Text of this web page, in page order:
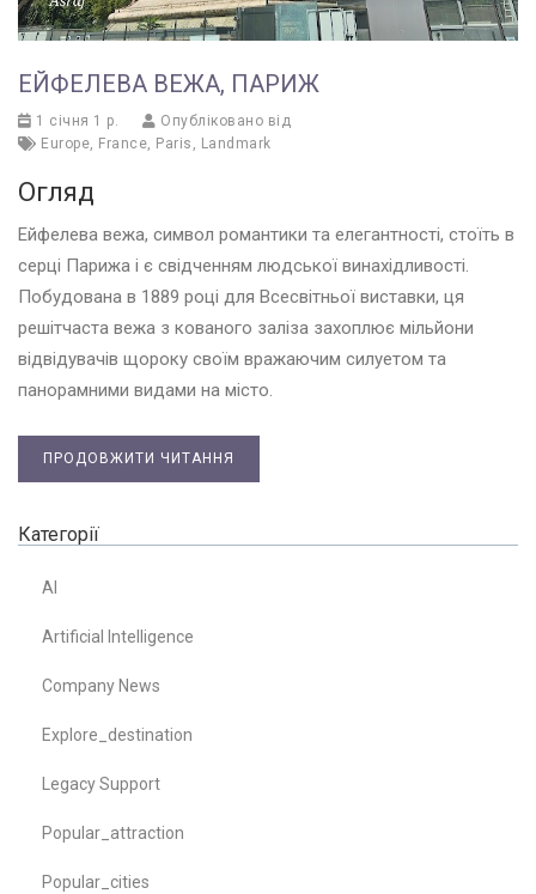
ЕЙФЕЛЕВА ВЕЖА, ПАРИЖ
1 січня 1 р.
Опубліковано від
Europe, France, Paris , Landmark
Огляд
Ейфелева вежа, символ романтики та елегантності, стоїть в
серці Парижа і є свідченням людської винахідливості.
Побудована в 1889 році для Всесвітньої виставки, ця
решітчаста вежа з кованого заліза захоплює мільйони
відвідувачів щороку своїм вражаючим силуетом та
панорамними видами на місто.
ПРОДОВЖИТИ ЧИТАННЯ
Категорії
AI
Artificial Intelligence
Company News
Explore_destination
Legacy Support
Popular_attraction
Popular_cities